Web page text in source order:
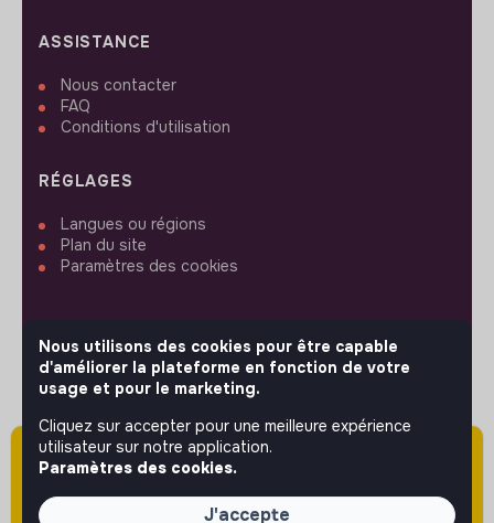
Attention cette annonce a été publiée il y a
plus de 60 jours (le 18/05/2026) et est sans
doute expirée ou non mise à jour.
ASSISTANCE
Nous contacter
FAQ
Conditions d'utilisation
RÉGLAGES
Langues ou régions
Plan du site
Paramètres des cookies
SUIVEZ-NOUS
© 2026 jobs that makesense.
Nous utilisons des cookies pour être capable
d'améliorer la plateforme en fonction de votre
usage et pour le marketing.
Cliquez sur accepter pour une meilleure expérience
utilisateur sur notre application.
Paramètres des cookies.
J'accepte